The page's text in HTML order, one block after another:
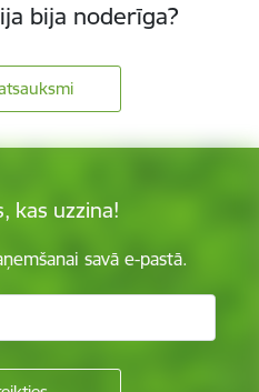
bija noderīga?
kas uzzina!
savā e-pastā.